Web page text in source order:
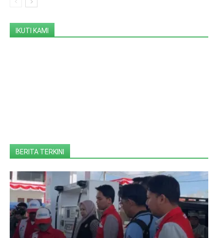
IKUTI KAMI
BERITA TERKINI